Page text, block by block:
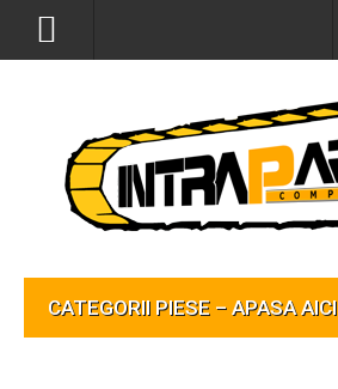
CATEGORII PIESE – APASA AICI